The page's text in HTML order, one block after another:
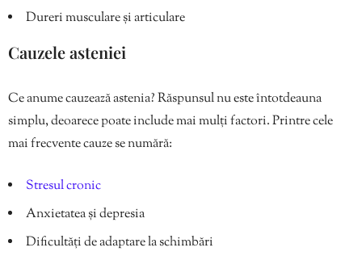
Dureri musculare și articulare
Cauzele asteniei
Ce anume cauzează astenia? Răspunsul nu este întotdeauna
simplu, deoarece poate include mai mulți factori. Printre cele
mai frecvente cauze se numără:
Stresul cronic
Anxietatea și depresia
Dificultăți de adaptare la schimbări